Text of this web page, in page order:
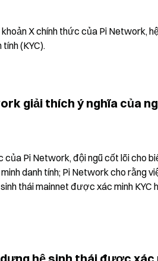
X chính thức của Pi Network,
(KYC).
giải thích ý nghĩa của
của Pi Network, đội ngũ cốt lõi cho
danh tính; Pi Network cho rằng
thái mainnet được xác minh